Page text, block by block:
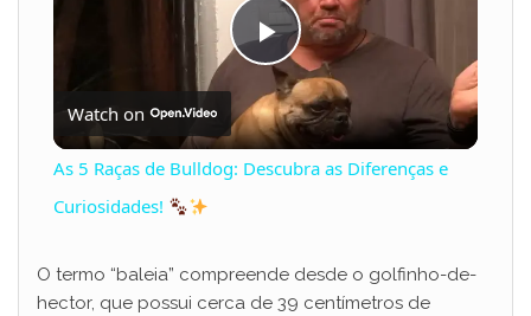
P
l
y
Watch on
As 5 Raças de Bulldog: Descubra as Diferenças e
Curiosidades!
O termo “baleia” compreende desde o golfinho-de-
hector, que possui cerca de 39 centímetros de